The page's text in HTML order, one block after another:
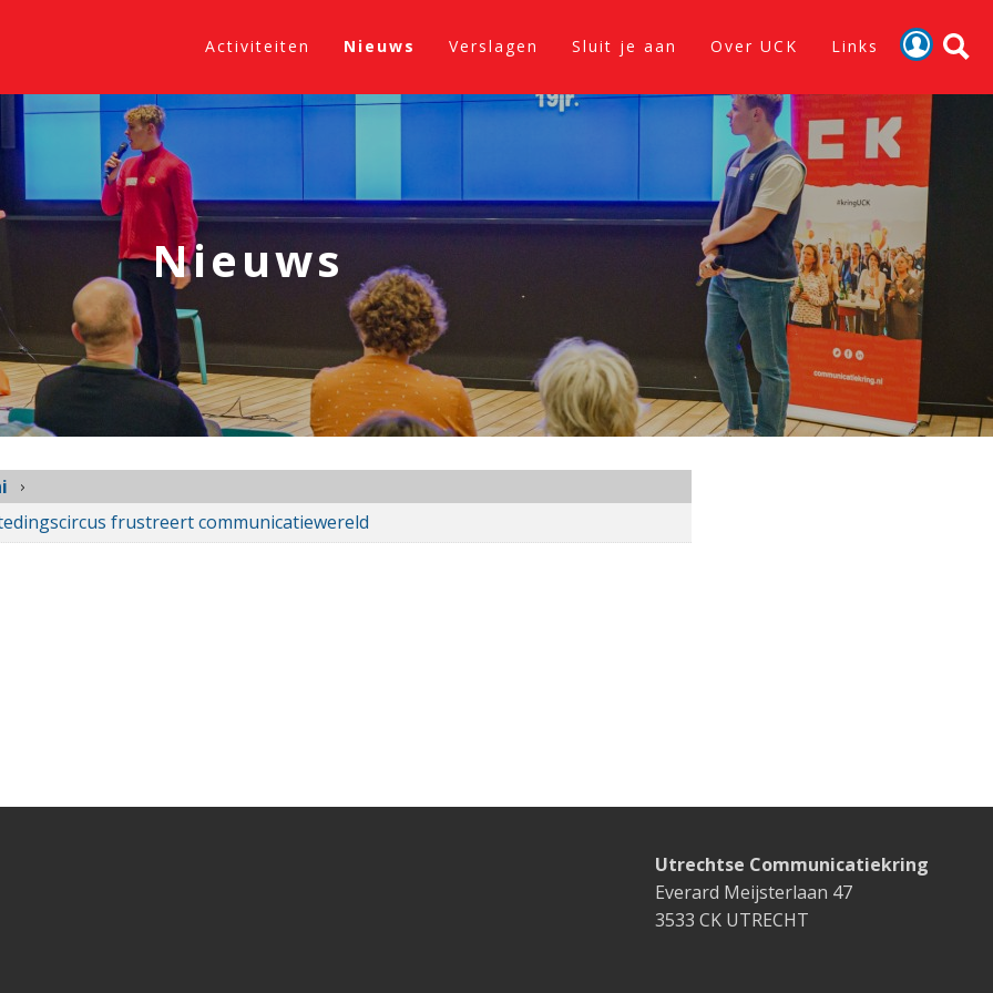
Activiteiten Nieuws Verslagen Sluit je aan Over UCK Links
Nieuws
frustreert communicatiewereld
Utrechtse Communicatiekring
Everard Meijsterlaan 47
3533 CK UTRECHT
Activiteiten
Nieuws
Verslagen
Sluit je aan
Over UCK
Links